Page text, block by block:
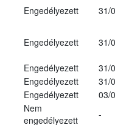
Engedélyezett
31/
Engedélyezett 31/
Engedélyezett
31/
Engedélyezett
31/
Engedélyezett
03/
Nem
engedélyezett
-